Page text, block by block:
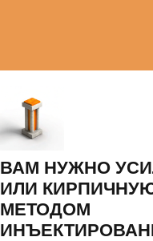
ВАМ НУЖНО
ИЛИ
МЕТОДОМ